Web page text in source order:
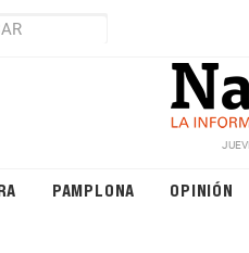
PAMPLONA OPINIÓN